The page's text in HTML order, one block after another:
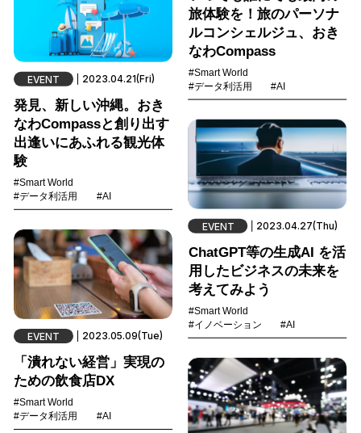
旅体験を！旅のパーソナ
ルコンシェルジュ、おき
なわCompass
#Smart World
#データ利活用
#AI
EVENT 2023.04.21(Fri)
発見、新しい沖縄。おき
なわCompassと創り出す
出逢いにあふれる観光体
験
#Smart World
#データ利活用
#AI
EVENT 2023.04.27(Thu)
ChatGPT等の生成AI を活
用したビジネスの未来を
考えてみよう
#Smart World
#イノベーション
#AI
EVENT 2023.05.09(Tue)
「潰れない経営」実現の
ための飲食店DX
#Smart World
#データ利活用
#AI